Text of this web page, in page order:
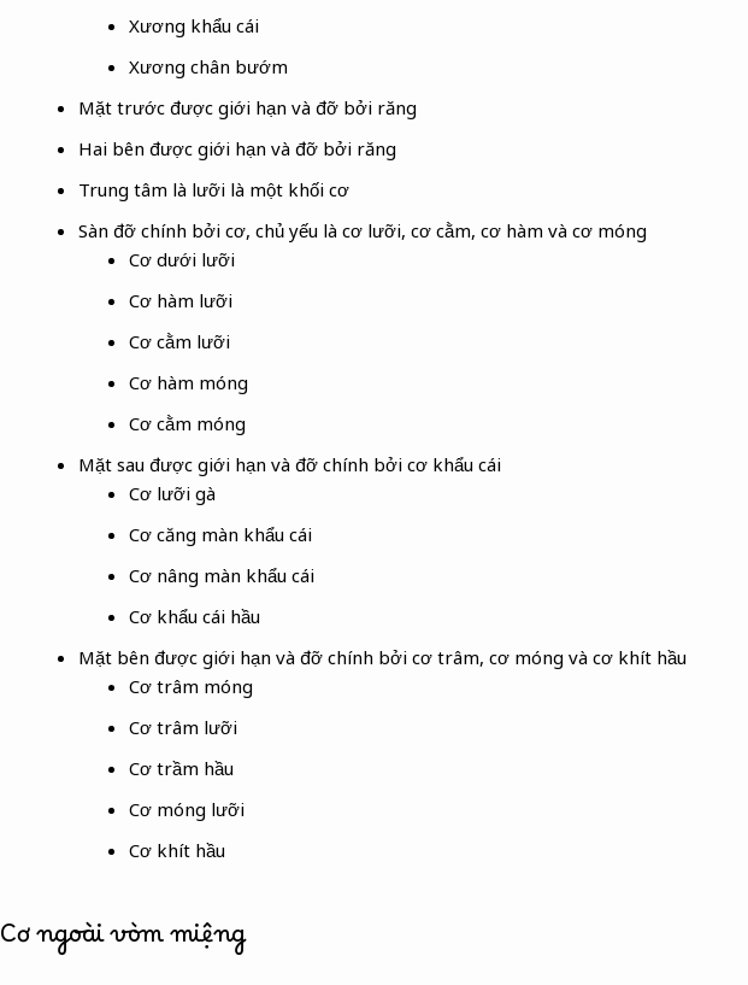
Xương khẩu cái
Xương chân bướm
Mặt trước được giới hạn và đỡ bởi răng
Hai bên được giới hạn và đỡ bởi răng
Trung tâm là lưỡi là một khối cơ
Sàn đỡ chính bởi cơ, chủ yếu là cơ lưỡi, cơ cằm, cơ hàm và cơ móng
Cơ dưới lưỡi
Cơ hàm lưỡi
Cơ cằm lưỡi
Cơ hàm móng
Cơ cằm móng
Mặt sau được giới hạn và đỡ chính bởi cơ khẩu cái
Cơ lưỡi gà
Cơ căng màn khẩu cái
Cơ nâng màn khẩu cái
Cơ khẩu cái hầu
Mặt bên được giới hạn và đỡ chính bởi cơ trâm, cơ móng và cơ khít hầu
Cơ trâm móng
Cơ trâm lưỡi
Cơ trầm hầu
Cơ móng lưỡi
Cơ khít hầu
Cơ ngoài vòm miệng